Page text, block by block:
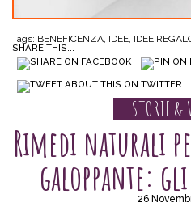
Tags: BENEFICENZA IDEE IDEE
SHARE THIS...
STORIE
Rimedi naturali
galoppante:
26